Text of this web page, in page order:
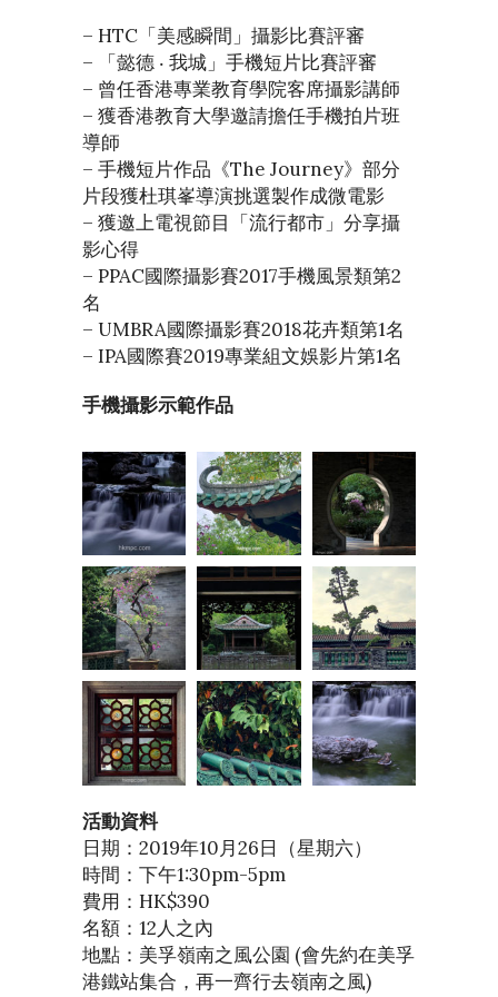
– HTC「美感瞬間」攝影比賽評審
– 「懿德 ‧ 我城」手機短片比賽評審
– 曾任香港專業教育學院客席攝影講師
– 獲香港教育大學邀請擔任手機拍片班
導師
– 手機短片作品《The Journey》部分
片段獲杜琪峯導演挑選製作成微電影
– 獲邀上電視節目「流行都市」分享攝
影心得
– PPAC國際攝影賽2017手機風景類第2
名
– UMBRA國際攝影賽2018花卉類第1名
– IPA國際賽2019專業組文娛影片第1名
手機攝影示範作品
活動資料
日期：2019年10月26日（星期六）
時間：下午1:30pm-5pm
費用：HK$390
名額：12人之內
地點：美孚嶺南之風公園 (會先約在美孚
港鐵站集合，再一齊行去嶺南之風)